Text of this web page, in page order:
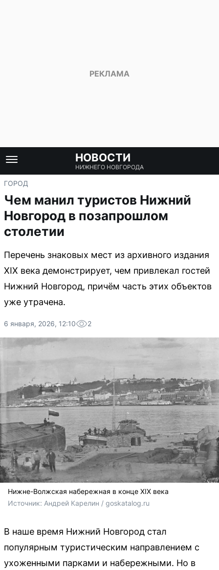
НОВОСТИ
НИЖНЕГО НОВГОРОДА
ГОРОД
Чем манил туристов Нижний
Новгород в позапрошлом
столетии
Перечень знаковых мест из архивного издания
XIX века демонстрирует, чем привлекал гостей
Нижний Новгород, причём часть этих объектов
уже утрачена.
6 января, 2026, 12:10 2
Нижне-Волжская набережная в конце XIX века
Источник: Андрей Карелин / goskatalog.ru
В наше время Нижний Новгород стал
популярным туристическим направлением с
ухоженными парками и набережными. Но в